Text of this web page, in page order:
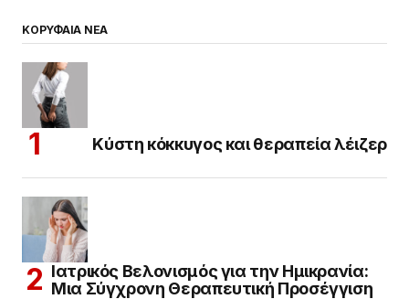
ΚΟΡΥΦΑΙΑ ΝΕΑ
Κύστη κόκκυγος και θεραπεία λέιζερ
Ιατρικός Βελονισμός για την Ημικρανία:
Μια Σύγχρονη Θεραπευτική Προσέγγιση